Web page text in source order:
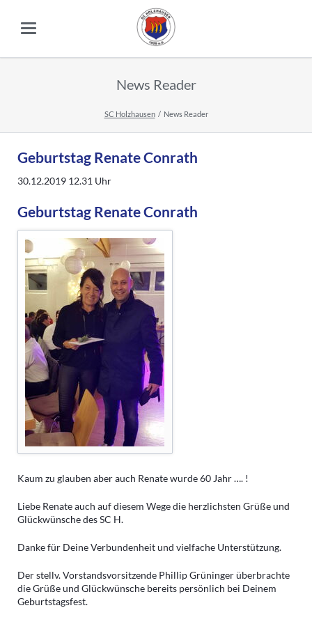
News Reader
SC Holzhausen News Reader
Geburtstag Renate Conrath
30.12.2019 12.31 Uhr
Geburtstag Renate Conrath
Kaum zu glauben aber auch Renate wurde 60 Jahr …. !
Liebe Renate auch auf diesem Wege die herzlichsten Grüße und
Glückwünsche des SC H.
Danke für Deine Verbundenheit und vielfache Unterstützung.
Der stellv. Vorstandsvorsitzende Phillip Grüninger überbrachte
die Grüße und Glückwünsche bereits persönlich bei Deinem
Geburtstagsfest.